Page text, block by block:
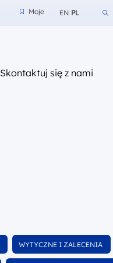
Moje
Moje EN PL
Skontaktuj się z nami
Wyfiltruj
WYTYCZNE I ZALECENIA
wśród dokumentów